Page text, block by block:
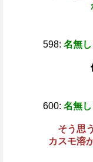
598: 名無
600: 名無
そう思
カスモ溶